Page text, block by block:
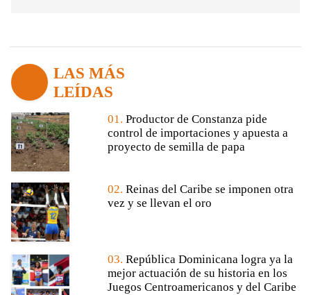
LAS MÁS
LEÍDAS
01. Productor de Constanza pide
control de importaciones y apuesta a
proyecto de semilla de papa
02. Reinas del Caribe se imponen otra
vez y se llevan el oro
03. República Dominicana logra ya la
mejor actuación de su historia en los
Juegos Centroamericanos y del Caribe